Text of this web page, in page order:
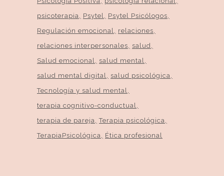
psicoterapia
Psytel
Psytel Psicólogos
Regulación emocional
relaciones
relaciones interpersonales
salud
Salud emocional
salud mental
salud mental digital
salud psicológica
Tecnología y salud mental
terapia cognitivo-conductual
terapia de pareja Terapia psicológica
TerapiaPsicológica
Ética profesional